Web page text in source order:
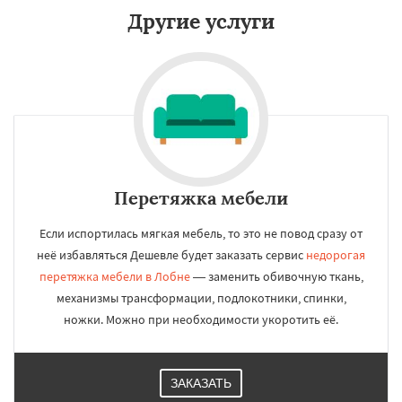
Другие услуги
Перетяжка мебели
Если испортилась мягкая мебель, то это не повод сразу от
неё избавляться Дешевле будет заказать сервис недорогая
перетяжка мебели в Лобне— заменить обивочную ткань,
механизмы трансформации, подлокотники, спинки,
ножки. Можно при необходимости укоротить её.
ЗАКАЗАТЬ